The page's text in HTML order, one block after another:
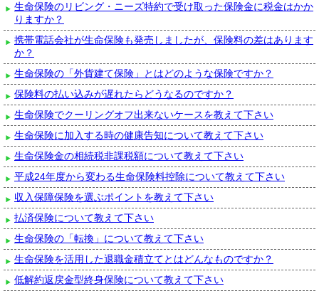
生命保険のリビング・ニーズ特約で受け取った保険金に税金はかか
りますか？
携帯電話会社が生命保険も発売しましたが、保険料の差はあります
か？
生命保険の「外貨建て保険」とはどのような保険ですか？
保険料の払い込みが遅れたらどうなるのですか？
生命保険でクーリングオフ出来ないケースを教えて下さい
生命保険に加入する時の健康告知について教えて下さい
生命保険金の相続税非課税額について教えて下さい
平成24年度から変わる生命保険料控除について教えて下さい
収入保障保険を選ぶポイントを教えて下さい
払済保険について教えて下さい
生命保険の「転換」について教えて下さい
生命保険を活用した退職金積立てとはどんなものですか？
低解約返戻金型終身保険について教えて下さい